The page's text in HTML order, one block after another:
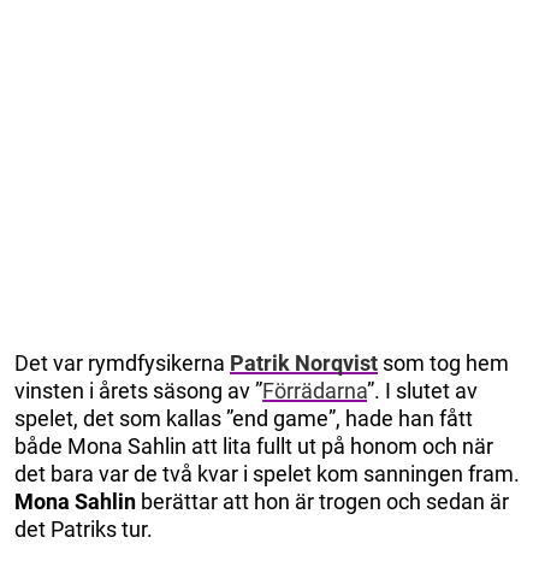
Det var rymdfysikerna Patrik Norqvist som tog hem
vinsten i årets säsong av ”Förrädarna”. I slutet av
spelet, det som kallas ”end game”, hade han fått
både Mona Sahlin att lita fullt ut på honom och när
det bara var de två kvar i spelet kom sanningen fram.
Mona Sahlin berättar att hon är trogen och sedan är
det Patriks tur.